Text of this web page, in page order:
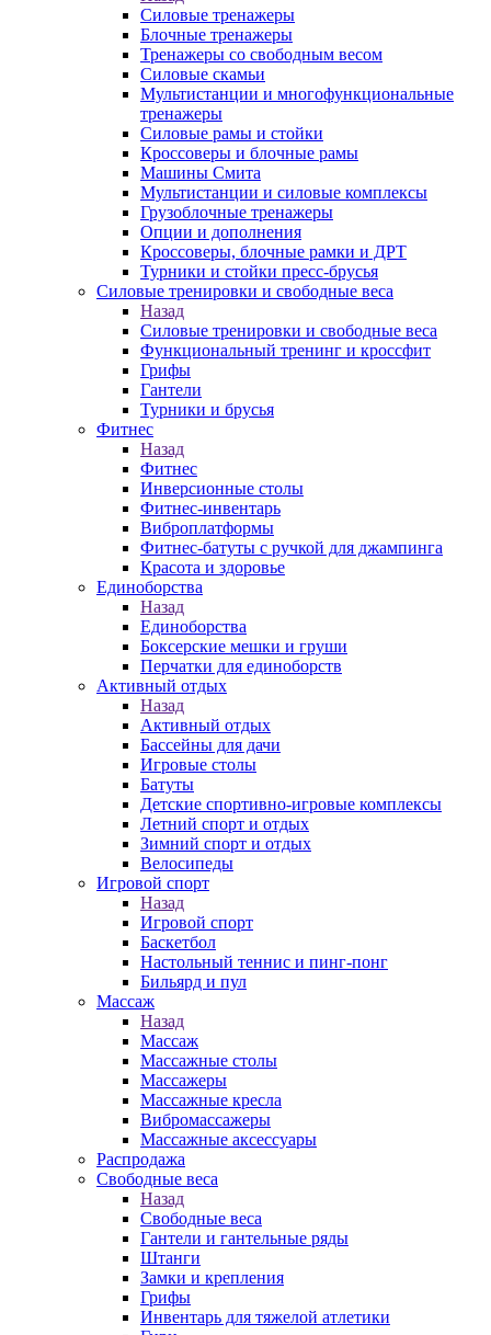
Силовые тренажеры
Блочные тренажеры
Тренажеры со свободным весом
Силовые скамьи
Мультистанции и многофункциональные
тренажеры
Силовые рамы и стойки
Кроссоверы и блочные рамы
Машины Смита
Мультистанции и силовые комплексы
Грузоблочные тренажеры
Опции и дополнения
Кроссоверы, блочные рамки и ДРТ
Турники и стойки пресс-брусья
Силовые тренировки и свободные веса
Назад
Силовые тренировки и свободные веса
Функциональный тренинг и кроссфит
Грифы
Гантели
Турники и брусья
Фитнес
Назад
Фитнес
Инверсионные столы
Фитнес-инвентарь
Виброплатформы
Фитнес-батуты с ручкой для джампинга
Красота и здоровье
Единоборства
Назад
Единоборства
Боксерские мешки и груши
Перчатки для единоборств
Активный отдых
Назад
Активный отдых
Бассейны для дачи
Игровые столы
Батуты
Детские спортивно-игровые комплексы
Летний спорт и отдых
Зимний спорт и отдых
Велосипеды
Игровой спорт
Назад
Игровой спорт
Баскетбол
Настольный теннис и пинг-понг
Бильярд и пул
Массаж
Назад
Массаж
Массажные столы
Массажеры
Массажные кресла
Вибромассажеры
Массажные аксессуары
Распродажа
Свободные веса
Назад
Свободные веса
Гантели и гантельные ряды
Штанги
Замки и крепления
Грифы
Инвентарь для тяжелой атлетики